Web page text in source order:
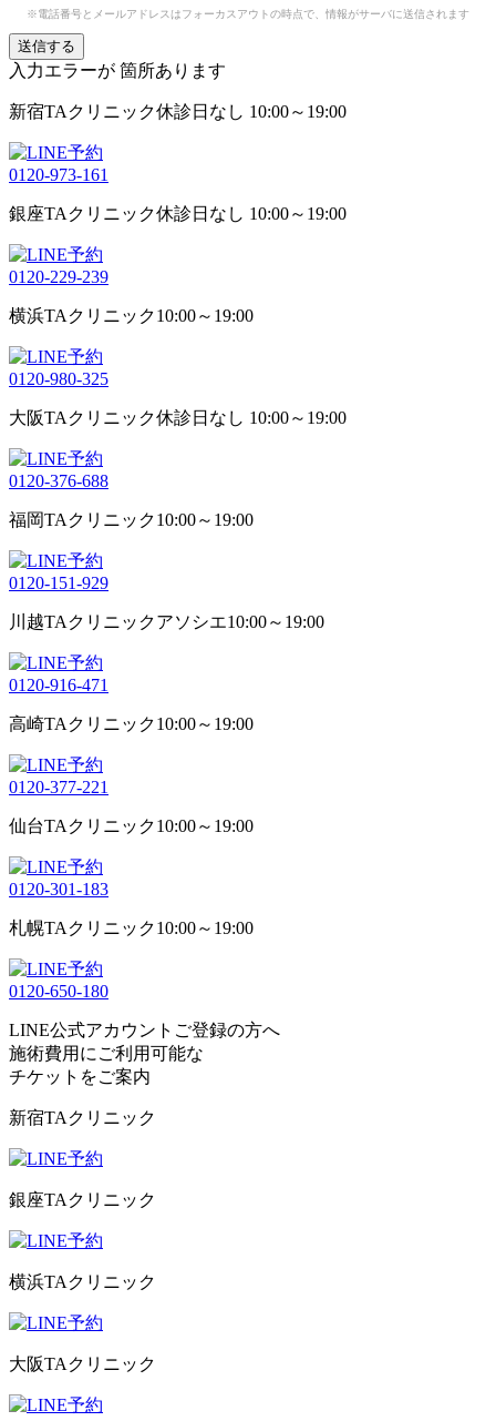
※電話番号とメールアドレスはフォーカスアウトの時点で、情報がサーバに送信されます
入力エラーが 箇所あります
新宿TAクリニック休診日なし 10:00～19:00
0120-973-161
銀座TAクリニック休診日なし 10:00～19:00
0120-229-239
横浜TAクリニック10:00～19:00
0120-980-325
大阪TAクリニック休診日なし 10:00～19:00
0120-376-688
福岡TAクリニック10:00～19:00
0120-151-929
川越TAクリニックアソシエ10:00～19:00
0120-916-471
高崎TAクリニック10:00～19:00
0120-377-221
仙台TAクリニック10:00～19:00
0120-301-183
札幌TAクリニック10:00～19:00
0120-650-180
LINE公式アカウントご登録の方へ
施術費用にご利用可能な
チケット をご案内
新宿TAクリニック
銀座TAクリニック
横浜TAクリニック
大阪TAクリニック